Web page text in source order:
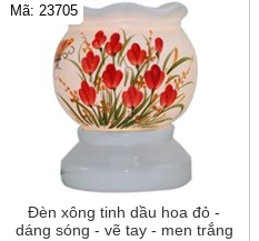
Đèn xông tinh dầu hoa đỏ -
dáng sóng - vẽ tay - men trắng
Mã: 23705